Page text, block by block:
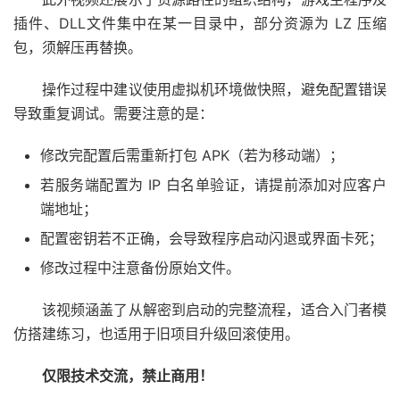
插件、DLL文件集中在某一目录中，部分资源为 LZ 压缩
包，须解压再替换。
操作过程中建议使用虚拟机环境做快照，避免配置错误
导致重复调试。需要注意的是：
修改完配置后需重新打包 APK（若为移动端）；
若服务端配置为 IP 白名单验证，请提前添加对应客户
端地址；
配置密钥若不正确，会导致程序启动闪退或界面卡死；
修改过程中注意备份原始文件。
该视频涵盖了从解密到启动的完整流程，适合入门者模
仿搭建练习，也适用于旧项目升级回滚使用。
仅限技术交流，禁止商用！